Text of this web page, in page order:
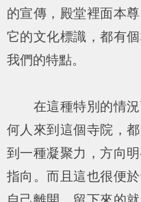
的宣傳，殿堂裡面本
它的文化標識，都有
我們的特點。
在這種特別的情況
何人來到這個寺院，
到一種凝聚力，方向
指向。而且這也很便